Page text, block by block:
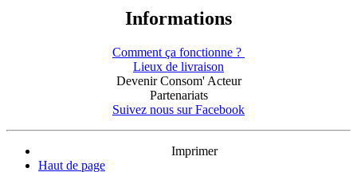
Informations
Comment ça fonctionne ?
Lieux de livraison
Devenir Consom' Acteur
Partenariats
Suivez nous sur Facebook
Imprimer
Haut de page